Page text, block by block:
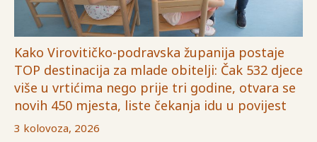
Kako Virovitičko-podravska županija postaje
TOP destinacija za mlade obitelji: Čak 532 djece
više u vrtićima nego prije tri godine, otvara se
novih 450 mjesta, liste čekanja idu u povijest
3 kolovoza, 2026